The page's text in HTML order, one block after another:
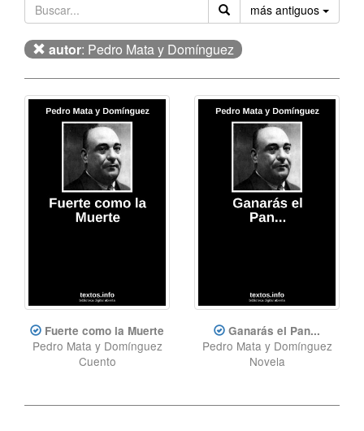
más antiguos
autor: Pedro Mata y Domínguez
Fuerte como la Muerte
Pedro Mata y Domínguez
Cuento
Ganarás el Pan...
Pedro Mata y Domínguez
Novela